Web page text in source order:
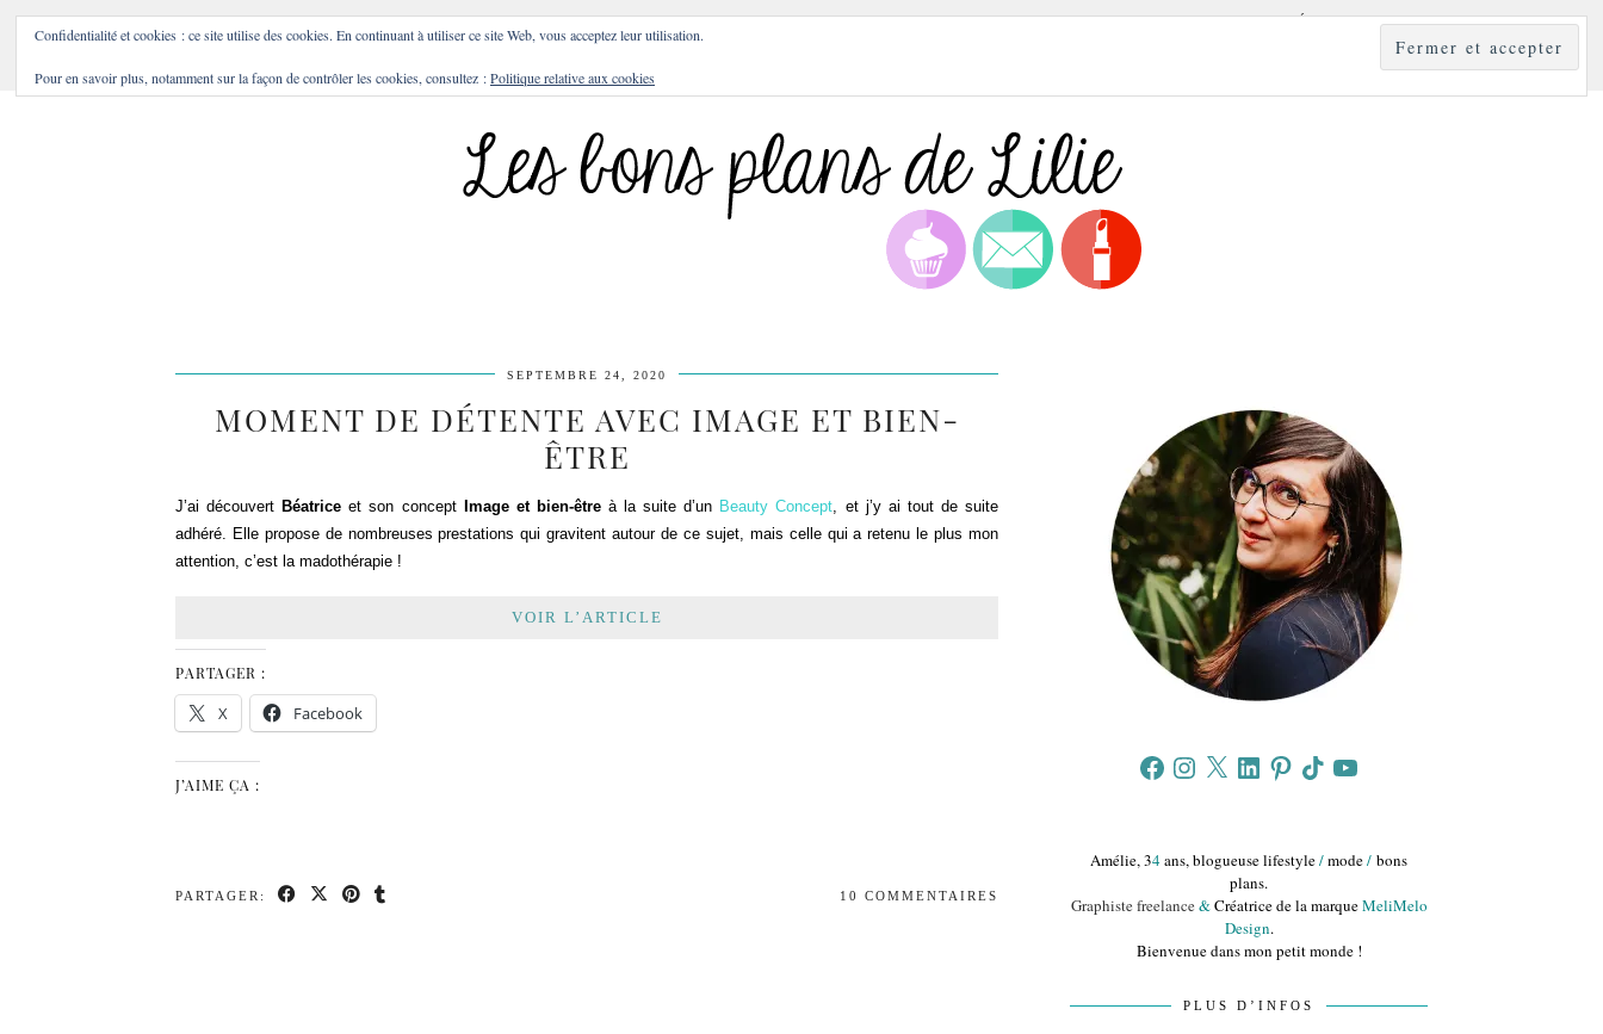
SEPTEMBRE 24, 2020
MOMENT DE DÉTENTE AVEC IMAGE ET BIEN-
ÊTRE
J’ai découvert Béatrice et son concept Image et bien-êtreà la suite d’un Beauty Concept, et j’y ai tout de suite
adhéré. Elle propose de nombreuses prestations qui gravitent autour de ce sujet, mais celle qui a retenu le plus mon
attention, c’est la madothérapie !
VOIR L’ARTICLE
PARTAGER :
X Facebook
J’AIME ÇA :
PARTAGER: 10 COMMENTAIRES
FacebookInstagram
X LinkedInPinterestTikTokYouTube
Amélie, 34ans, blogueuse lifestyle/mode/ bons
plans.
Graphiste freelance&Créatrice de la marqueMeliMelo
Design.
Bienvenue dans mon petit monde !
PLUS D’INFOS
Confidentialité et cookies : ce site utilise des cookies. En continuant à utiliser ce site Web, vous acceptez leur utilisation.
Pour en savoir plus, notamment sur la façon de contrôler les cookies, consultez :Politique relative aux cookies